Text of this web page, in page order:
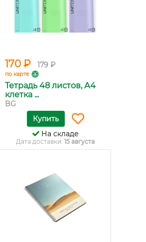
170 ₽ 179 ₽
по карте
Тетрадь 48 листов, А4
клетка ...
BG
Купить
На складе
Дата доставки: 15 августа